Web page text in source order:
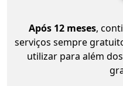
Após 12 meses,
serviços sempre
utilizar para além